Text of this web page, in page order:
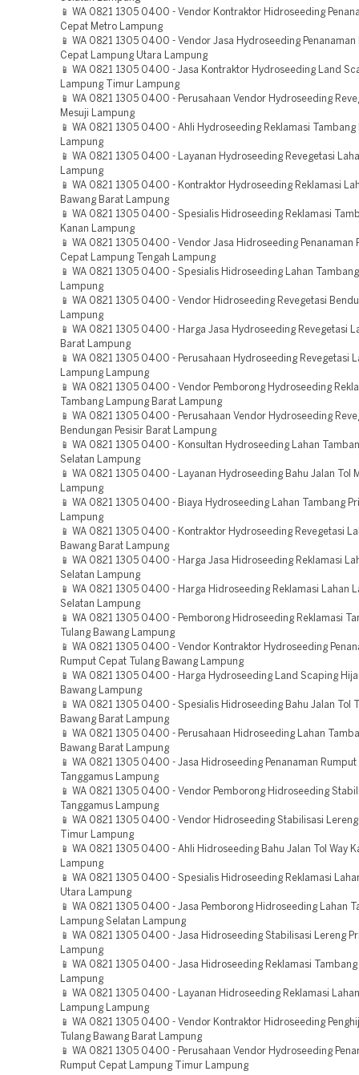
📱 WA 0821 1305 0400 - Vendor Kontraktor Hidroseeding
Cepat Metro Lampung
📱 WA 0821 1305 0400 - Vendor Jasa Hydroseeding Penanaman
Cepat Lampung Utara Lampung
📱 WA 0821 1305 0400 - Jasa Kontraktor Hydroseeding Land
Lampung Timur Lampung
📱 WA 0821 1305 0400 - Perusahaan Vendor Hydroseeding
Mesuji Lampung
📱 WA 0821 1305 0400 - Ahli Hydroseeding Reklamasi Tambang
Lampung
📱 WA 0821 1305 0400 - Layanan Hydroseeding Revegetasi
Lampung
📱 WA 0821 1305 0400 - Kontraktor Hydroseeding Reklamasi
Bawang Barat Lampung
📱 WA 0821 1305 0400 - Spesialis Hidroseeding Reklamasi
Kanan Lampung
📱 WA 0821 1305 0400 - Vendor Jasa Hidroseeding Penanaman
Cepat Lampung Tengah Lampung
📱 WA 0821 1305 0400 - Spesialis Hidroseeding Lahan
Lampung
📱 WA 0821 1305 0400 - Vendor Hidroseeding Revegetasi
Lampung
📱 WA 0821 1305 0400 - Harga Jasa Hydroseeding Revegetasi
Barat Lampung
📱 WA 0821 1305 0400 - Perusahaan Hydroseeding Revegetasi
Lampung Lampung
📱 WA 0821 1305 0400 - Vendor Pemborong Hydroseeding
Tambang Lampung Barat Lampung
📱 WA 0821 1305 0400 - Perusahaan Vendor Hydroseeding
Bendungan Pesisir Barat Lampung
📱 WA 0821 1305 0400 - Konsultan Hydroseeding Lahan
Selatan Lampung
📱 WA 0821 1305 0400 - Layanan Hydroseeding Bahu Jalan Tol
Lampung
📱 WA 0821 1305 0400 - Biaya Hydroseeding Lahan Tambang
Lampung
📱 WA 0821 1305 0400 - Kontraktor Hydroseeding Revegetasi
Bawang Barat Lampung
📱 WA 0821 1305 0400 - Harga Jasa Hidroseeding Reklamasi
Selatan Lampung
📱 WA 0821 1305 0400 - Harga Hidroseeding Reklamasi Lahan
Selatan Lampung
📱 WA 0821 1305 0400 - Pemborong Hidroseeding Reklamasi
Tulang Bawang Lampung
📱 WA 0821 1305 0400 - Vendor Kontraktor Hydroseeding
Rumput Cepat Tulang Bawang Lampung
📱 WA 0821 1305 0400 - Harga Hydroseeding Land Scaping
Bawang Lampung
📱 WA 0821 1305 0400 - Spesialis Hidroseeding Bahu Jalan Tol
Bawang Barat Lampung
📱 WA 0821 1305 0400 - Perusahaan Hidroseeding Lahan
Bawang Barat Lampung
📱 WA 0821 1305 0400 - Jasa Hidroseeding Penanaman Rumput
Tanggamus Lampung
📱 WA 0821 1305 0400 - Vendor Pemborong Hidroseeding
Tanggamus Lampung
📱 WA 0821 1305 0400 - Vendor Hidroseeding Stabilisasi
Timur Lampung
📱 WA 0821 1305 0400 - Ahli Hidroseeding Bahu Jalan Tol Way
Lampung
📱 WA 0821 1305 0400 - Spesialis Hidroseeding Reklamasi
Utara Lampung
📱 WA 0821 1305 0400 - Jasa Pemborong Hidroseeding Lahan
Lampung Selatan Lampung
📱 WA 0821 1305 0400 - Jasa Hidroseeding Stabilisasi Lereng
Lampung
📱 WA 0821 1305 0400 - Jasa Hidroseeding Reklamasi
Lampung
📱 WA 0821 1305 0400 - Layanan Hidroseeding Reklamasi
Lampung Lampung
📱 WA 0821 1305 0400 - Vendor Kontraktor Hidroseeding
Tulang Bawang Barat Lampung
📱 WA 0821 1305 0400 - Perusahaan Vendor Hydroseeding
Rumput Cepat Lampung Timur Lampung